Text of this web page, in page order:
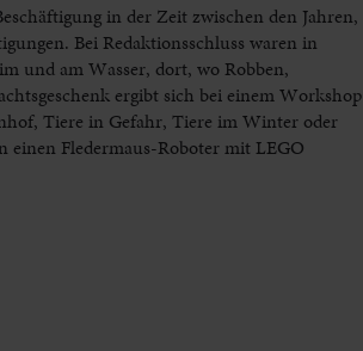
in der Zeit zwischen den Jahren,
Bei Redaktionsschluss waren in
und am Wasser, dort, wo Robben,
ergibt sich bei einem Workshop
Tiere in Gefahr, Tiere im Winter oder
Fledermaus-Roboter mit LEGO